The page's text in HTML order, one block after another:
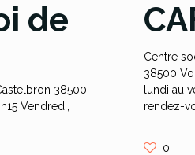
de
38500
Vendredi,
Centre
38500
lundi au
rendez-
0